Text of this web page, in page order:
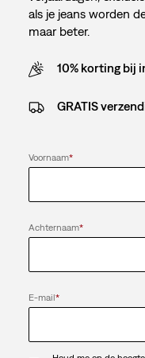
als je jeans worden
maar beter.
10% korting bij
GRATIS
Voornaam*
Achternaam*
E-mail*